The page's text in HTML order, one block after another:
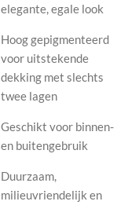
elegante, egale look
Hoog gepigmenteerd
voor uitstekende
dekking met slechts
twee lagen
Geschikt voor binnen-
en buitengebruik
Duurzaam,
milieuvriendelijk en